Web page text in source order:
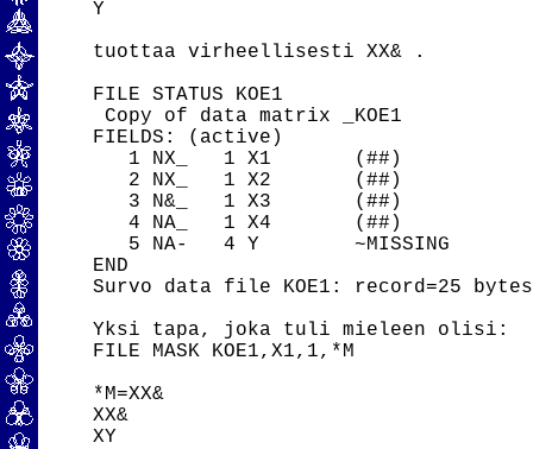
Y
tuottaa virheellisesti XX& .
FILE STATUS KOE1
Copy of data matrix _KOE1
FIELDS: (active)
   1 NX_   1 X1       (##)
   2 NX_   1 X2       (##)
   3 N&_   1 X3       (##)
   4 NA_   1 X4       (##)
   5 NA-   4 Y        ~MISSING
END
Survo data file KOE1: record=25 bytes,
Yksi tapa, joka tuli mieleen olisi:
FILE MASK KOE1,X1,1,*M
*M=XX&
XX&
XY